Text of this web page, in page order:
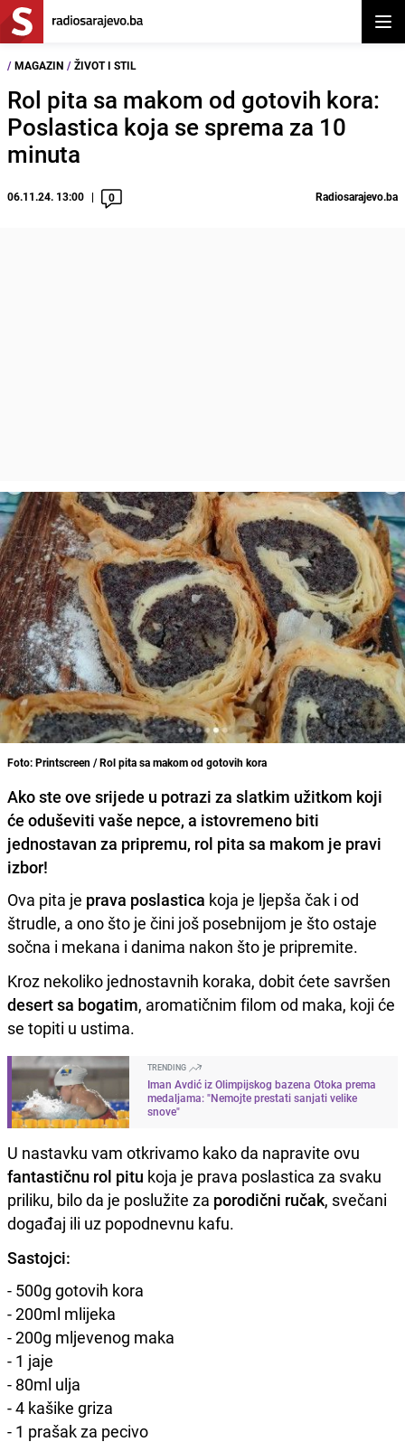
/ MAGAZIN / ŽIVOT I STIL
Rol pita sa makom od gotovih kora:
Poslastica koja se sprema za 10
minuta
06.11.24. 13:00 0 Radiosarajevo.ba
Foto: Printscreen / Rol pita sa makom od gotovih kora
Ako ste ove srijede u potrazi za slatkim užitkom koji
će oduševiti vaše nepce, a istovremeno biti
jednostavan za pripremu, rol pita sa makom je pravi
izbor!
Ova pita je prava poslastica koja je ljepša čak i od
štrudle, a ono što je čini još posebnijom je što ostaje
sočna i mekana i danima nakon što je pripremite.
Kroz nekoliko jednostavnih koraka, dobit ćete savršen
desert sa bogatim, aromatičnim filom od maka, koji će
se topiti u ustima.
TRENDING
Iman Avdić iz Olimpijskog bazena Otoka prema
medaljama: "Nemojte prestati sanjati velike
snove"
U nastavku vam otkrivamo kako da napravite ovu
fantastičnu rol pitu koja je prava poslastica za svaku
priliku, bilo da je poslužite za porodični ručak, svečani
događaj ili uz popodnevnu kafu.
Sastojci:
- 500g gotovih kora
- 200ml mlijeka
- 200g mljevenog maka
- 1 jaje
- 80ml ulja
- 4 kašike griza
- 1 prašak za pecivo